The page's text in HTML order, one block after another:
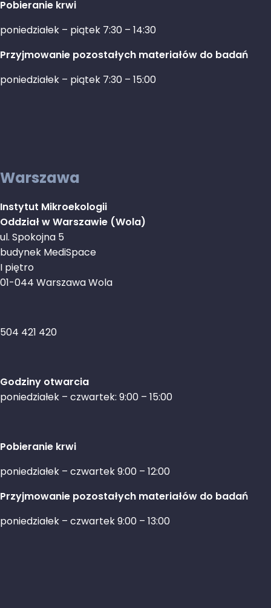
Pobieranie krwi
poniedziałek – piątek 7:30 – 14:30
Przyjmowanie pozostałych materiałów do badań
poniedziałek – piątek 7:30 – 15:00
Warszawa
Instytut Mikroekologii
Oddział w Warszawie (Wola)
ul. Spokojna 5
budynek MediSpace
I piętro
01-044 Warszawa Wola
504 421 420
Godziny otwarcia
poniedziałek – czwartek: 9:00 – 15:00
Pobieranie krwi
poniedziałek – czwartek 9:00 – 12:00
Przyjmowanie pozostałych materiałów do badań
poniedziałek – czwartek 9:00 – 13:00